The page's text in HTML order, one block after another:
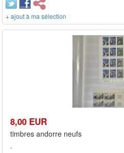
+ ajout à ma sélection
8,00 EUR
timbres andorre neufs